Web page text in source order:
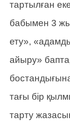
тартылған
бабымен 3
ету»,
айыру»
тағы бір
тарту